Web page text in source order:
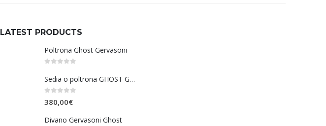
LATEST PRODUCTS
Poltrona Ghost Gervasoni
Sedia o poltrona GHOST Gervasoni
380,00€
Divano Gervasoni Ghost